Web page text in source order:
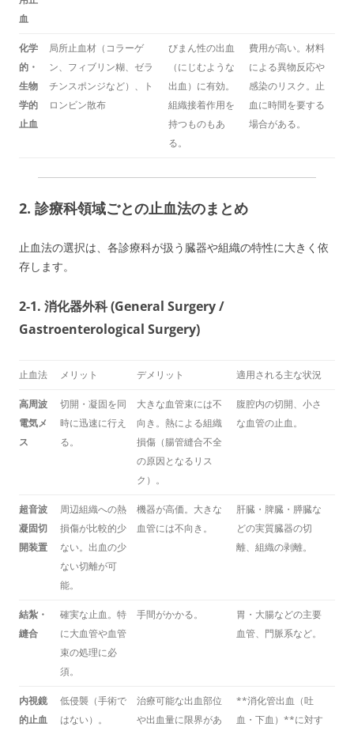
血
化学
的・
生物
学的
止血
局所止血材（コラーゲ
ン、フィブリン糊、ゼラ
チンスポンジなど）、ト
ロンビン散布
びまん性の出血
（にじむような
出血）に有効。
組織接着作用を
持つものもあ
る。
費用が高い。材料
による異物反応や
感染のリスク。止
血に時間を要する
場合がある。
2. 診療科領域ごとの止血法のまとめ
止血法の選択は、各診療科が扱う臓器や組織の特性に大きく依
存します。
2-1. 消化器外科 (General Surgery /
Gastroenterological Surgery)
止血法 メリット デメリット 適用される主な状況
高周波
電気メ
ス
切開・凝固を同
時に迅速に行え
る。
大きな血管束には不
向き。熱による組織
損傷（腸管縫合不全
の原因となるリス
ク）。
腹腔内の切開、小さ
な血管の止血。
超音波
凝固切
開装置
周辺組織への熱
損傷が比較的少
ない。出血の少
ない切離が可
能。
機器が高価。大きな
血管には不向き。
肝臓・脾臓・膵臓な
どの実質臓器の切
離、組織の剥離。
結紮・
縫合
確実な止血。特
に大血管や血管
束の処理に必
須。
手間がかかる。
胃・大腸などの主要
血管、門脈系など。
内視鏡
的止血
低侵襲（手術で
はない）。
治療可能な出血部位
や出血量に限界があ
**消化管出血（吐
血・下血）**に対す